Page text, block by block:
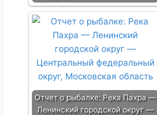
Отчет о рыбалке: Река Пахра —
Ленинский городской округ —